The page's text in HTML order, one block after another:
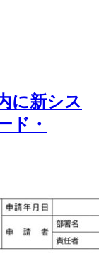
に新シス
ド・